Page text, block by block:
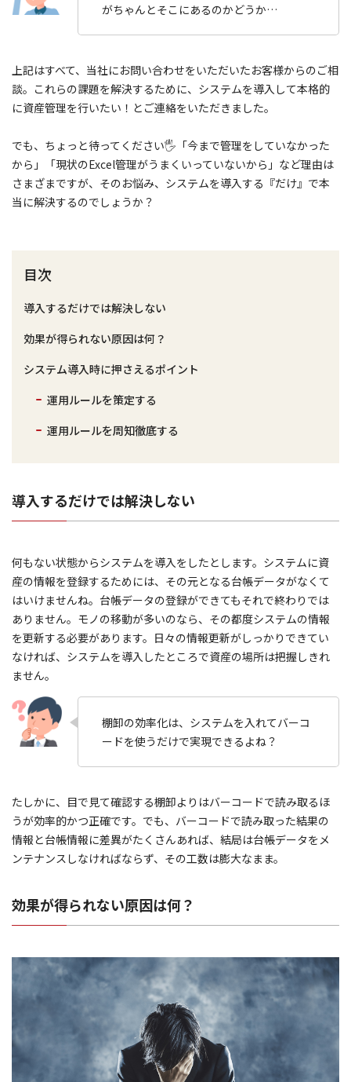
がちゃんとそこにあるのかどうか…
上記はすべて、当社にお問い合わせをいただいたお客様からのご相
談。これらの課題を解決するために、システムを導入して本格的
に資産管理を行いたい！とご連絡をいただきました。
でも、ちょっと待ってください🖐「今まで管理をしていなかった
から」「現状のExcel管理がうまくいっていないから」など理由は
さまざまですが、そのお悩み、システムを導入する『だけ』で本
当に解決するのでしょうか？
目次
導入するだけでは解決しない
効果が得られない原因は何？
システム導入時に押さえるポイント
運用ルールを策定する
運用ルールを周知徹底する
導入するだけでは解決しない
何もない状態からシステムを導入をしたとします。システムに資
産の情報を登録するためには、その元となる台帳データがなくて
はいけませんね。台帳データの登録ができてもそれで終わりでは
ありません。モノの移動が多いのなら、その都度システムの情報
を更新する必要があります。日々の情報更新がしっかりできてい
なければ、システムを導入したところで資産の場所は把握しきれ
ません。
棚卸の効率化は、システムを入れてバーコ
ードを使うだけで実現できるよね？
たしかに、目で見て確認する棚卸よりはバーコードで読み取るほ
うが効率的かつ正確です。でも、バーコードで読み取った結果の
情報と台帳情報に差異がたくさんあれば、結局は台帳データをメ
ンテナンスしなければならず、その工数は膨大なまま。
効果が得られない原因は何？